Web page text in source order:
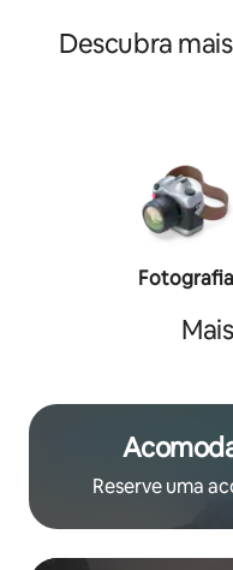
Descubra
Fotografia
Reserve uma